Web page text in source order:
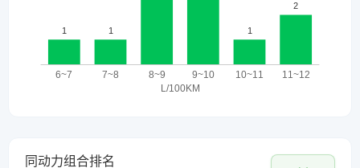
同动力组合排名